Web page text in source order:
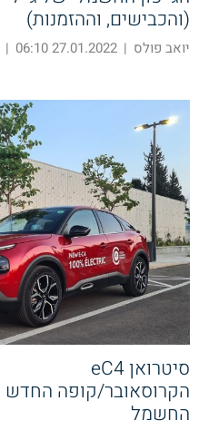
(והכבישים, וההזמנות)
יואב פולס |
27.01.2022 06:10
|
סיטרואן eC4
הקרוסאובר/קופה החדש
החשמל